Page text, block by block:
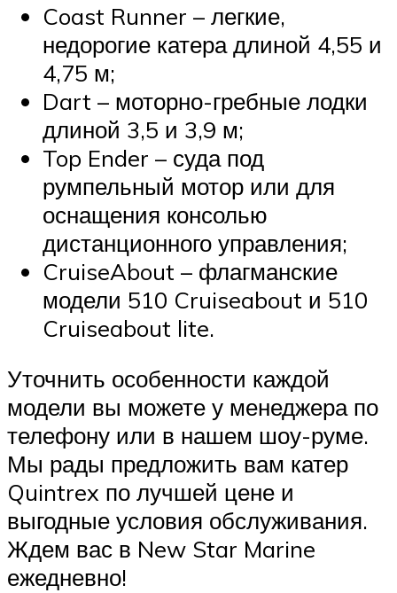
Coast Runner – легкие,
недорогие катера длиной 4,55 и
4,75 м;
Dart – моторно-гребные лодки
длиной 3,5 и 3,9 м;
Top Ender – суда под
румпельный мотор или для
оснащения консолью
дистанционного управления;
CruiseAbout – флагманские
модели 510 Cruiseabout и 510
Cruiseabout lite.
Уточнить особенности каждой
модели вы можете у менеджера по
телефону или в нашем шоу-руме.
Мы рады предложить вам катер
Quintrex по лучшей цене и
выгодные условия обслуживания.
Ждем вас в New Star Marine
ежедневно!